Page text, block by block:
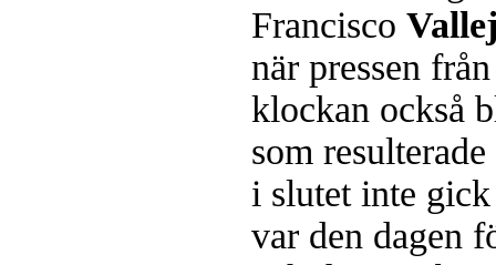
Francisco
när pressen
klockan också
som
i slutet inte
var den dagen